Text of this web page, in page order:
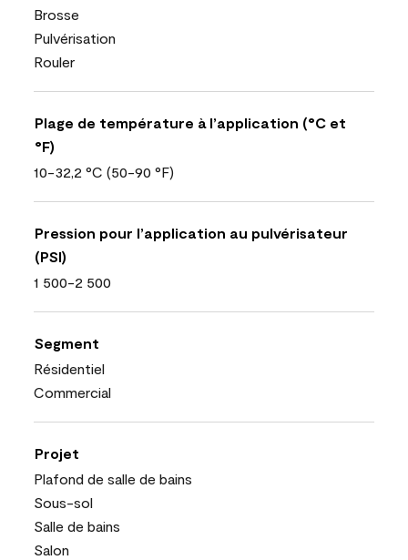
Brosse
Pulvérisation
Rouler
Plage de température à l’application (°C et
°F)
10-32,2 °C (50-90 °F)
Pression pour l’application au pulvérisateur
(PSI)
1 500-2 500
Segment
Résidentiel
Commercial
Projet
Plafond de salle de bains
Sous-sol
Salle de bains
Salon